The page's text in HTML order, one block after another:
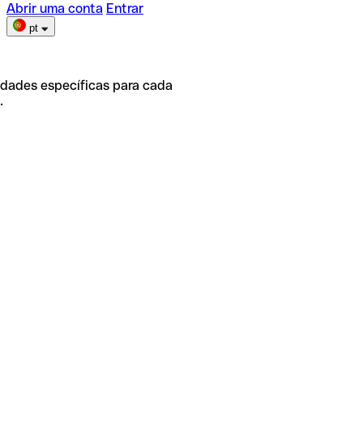
Abrir uma conta Entrar
pt
específicas para cada